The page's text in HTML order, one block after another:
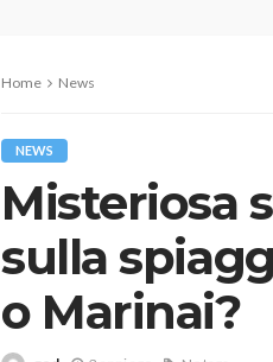
Home News
NEWS
Misteriosa
sulla
o Marinai?